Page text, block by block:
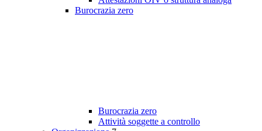
Burocrazia zero
Burocrazia zero
Attività soggette a controllo